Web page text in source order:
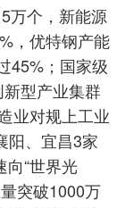
万个，新能源
，优特钢产能
45%；国家级
型产业集群
业对规上工业
阳、宜昌3家
向“世界光
突破1000万